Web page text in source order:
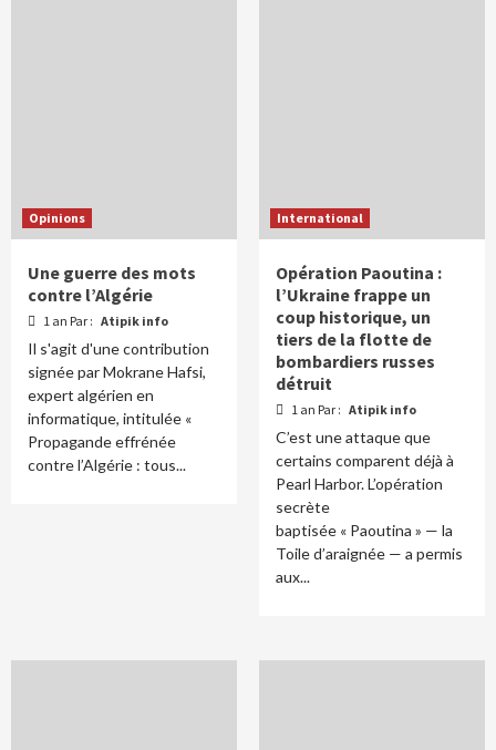
Opinions
Une guerre des mots
contre l’Algérie
1 an Par : Atipik info
Il s'agit d'une contribution
signée par Mokrane Hafsi,
expert algérien en
informatique, intitulée «
Propagande effrénée
contre l’Algérie : tous...
International
Opération Paoutina :
l’Ukraine frappe un
coup historique, un
tiers de la flotte de
bombardiers russes
détruit
1 an Par : Atipik info
C’est une attaque que
certains comparent déjà à
Pearl Harbor. L’opération
secrète
baptisée « Paoutina » — la
Toile d’araignée — a permis
aux...